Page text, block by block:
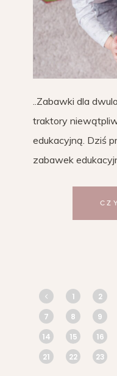
..Zabawki dla
traktory
edukacyjną. Dziś
zabawek
1 2
7
8 9
14
15 16
21
22 23